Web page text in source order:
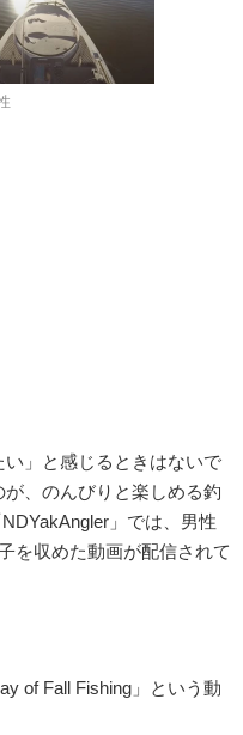
」と感じるときはないで
、のんびりと楽しめる釣
」では、男性
を収めた動画が配信されて
of Fall Fishing」という動